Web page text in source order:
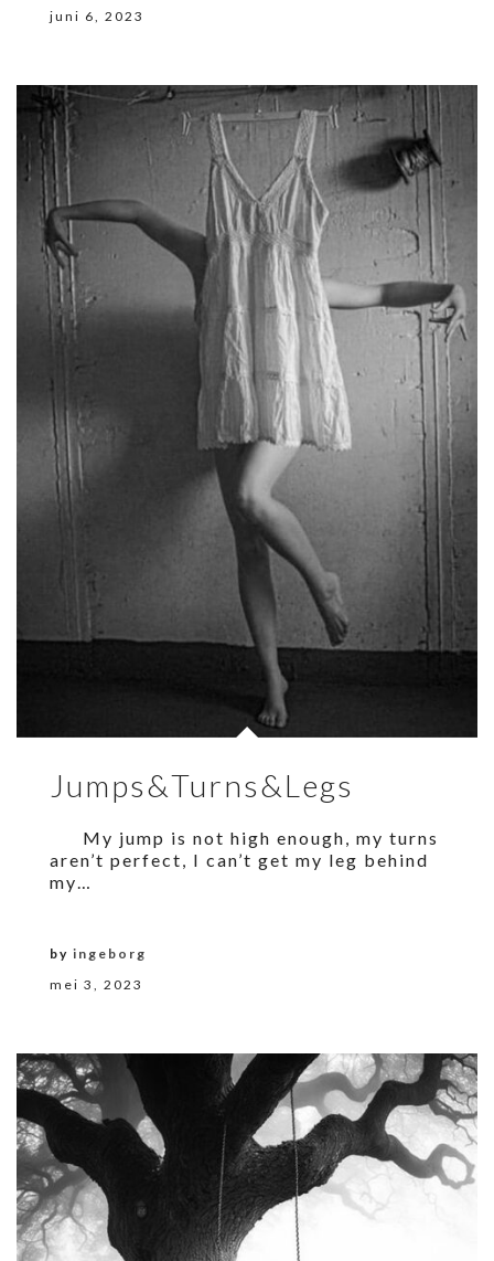
juni 6, 2023
Jumps&Turns&Legs
My jump is not high enough, my turns
aren’t perfect, I can’t get my leg behind
my…
mei 3, 2023
by ingeborg